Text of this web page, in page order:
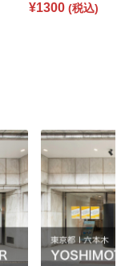
¥1300 (税込)